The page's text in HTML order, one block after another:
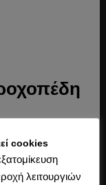
και εντάσσεται
cookies
λειτουργιών